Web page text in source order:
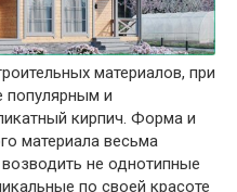
материалов, при
популярным и
кирпич. Форма и
материала весьма
не однотипные
по своей красоте